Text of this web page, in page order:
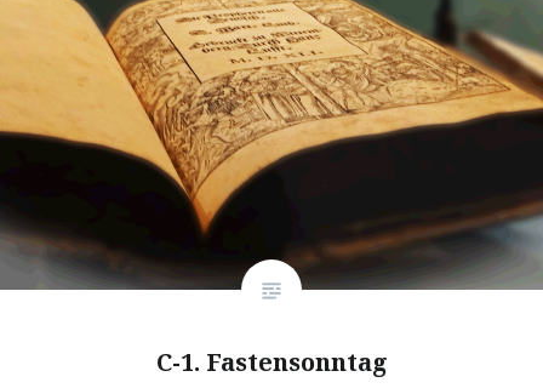
C-1. Fastensonntag